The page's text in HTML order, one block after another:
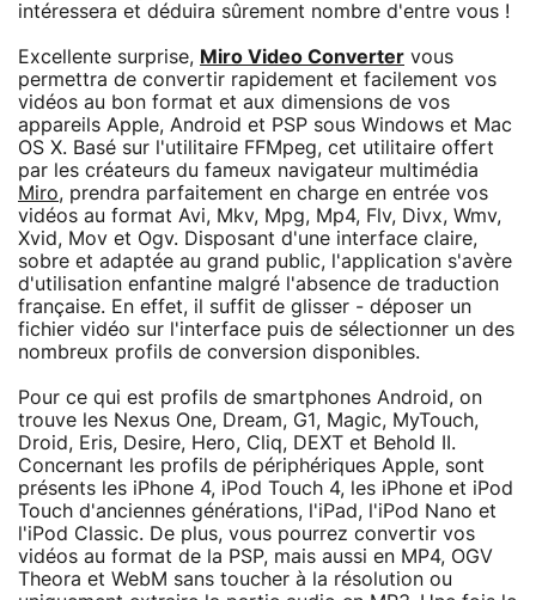
intéressera et déduira sûrement nombre d'entre vous !
Excellente surprise, Miro Video Converter vous
permettra de convertir rapidement et facilement vos
vidéos au bon format et aux dimensions de vos
appareils Apple, Android et PSP sous Windows et Mac
OS X. Basé sur l'utilitaire FFMpeg, cet utilitaire offert
par les créateurs du fameux navigateur multimédia
Miro, prendra parfaitement en charge en entrée vos
vidéos au format Avi, Mkv, Mpg, Mp4, Flv, Divx, Wmv,
Xvid, Mov et Ogv. Disposant d'une interface claire,
sobre et adaptée au grand public, l'application s'avère
d'utilisation enfantine malgré l'absence de traduction
française. En effet, il suffit de glisser - déposer un
fichier vidéo sur l'interface puis de sélectionner un des
nombreux profils de conversion disponibles.
Pour ce qui est profils de smartphones Android, on
trouve les Nexus One, Dream, G1, Magic, MyTouch,
Droid, Eris, Desire, Hero, Cliq, DEXT et Behold II.
Concernant les profils de périphériques Apple, sont
présents les iPhone 4, iPod Touch 4, les iPhone et iPod
Touch d'anciennes générations, l'iPad, l'iPod Nano et
l'iPod Classic. De plus, vous pourrez convertir vos
vidéos au format de la PSP, mais aussi en MP4, OGV
Theora et WebM sans toucher à la résolution ou